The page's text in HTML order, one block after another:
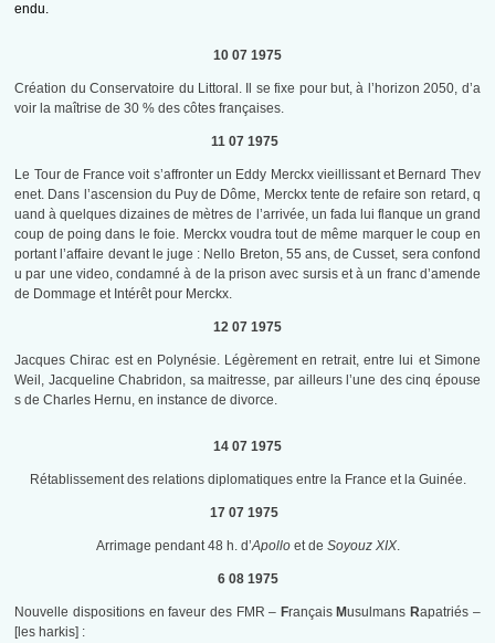
endu.
10 07 1975
Création du Conservatoire du Littoral. Il se fixe pour but, à l’horizon 2050, d’a
voir la maîtrise de 30 % des côtes françaises.
11 07 1975
Le Tour de France voit s’affronter un Eddy Merckx vieillissant et Bernard Thev
enet. Dans l’ascension du Puy de Dôme, Merckx tente de refaire son retard, q
uand à quelques dizaines de mètres de l’arrivée, un fada lui flanque un grand
coup de poing dans le foie. Merckx voudra tout de même marquer le coup en
portant l’affaire devant le juge : Nello Breton, 55 ans, de Cusset, sera confond
u par une video, condamné à de la prison avec sursis et à un franc d’amende
de Dommage et Intérêt pour Merckx.
12 07 1975
Jacques Chirac est en Polynésie. Légèrement en retrait, entre lui et Simone
Weil, Jacqueline Chabridon, sa maitresse, par ailleurs l’une des cinq épouse
s de Charles Hernu, en instance de divorce.
14 07 1975
Rétablissement des relations diplomatiques entre la France et la Guinée.
17 07 1975
Arrimage pendant 48 h. d’Apolloet de Soyouz XIX.
6 08 1975
Nouvelle dispositions en faveur des FMR – Français Musulmans Rapatriés –
[les harkis] :